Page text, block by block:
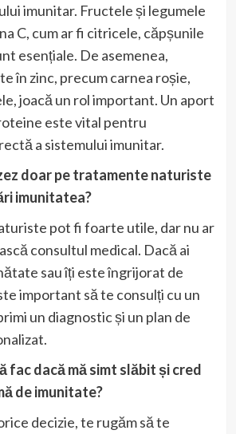
imunitar. Fructele și legumele
C, cum ar fi citricele, căpșunile
esențiale. De asemenea,
în zinc, precum carnea roșie,
joacă un rol important. Un aport
​​este vital pentru
a sistemului imunitar.
doar pe tratamente naturiste
imunitatea?
pot fi foarte utile, dar nu ar
consultul medical. Dacă ai
sau îți este îngrijorat de
important să te consulți cu un
un diagnostic și un plan de
fac dacă mă simt slăbit și cred
de imunitate?
decizie, te rugăm să te